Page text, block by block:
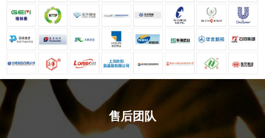
售后团队